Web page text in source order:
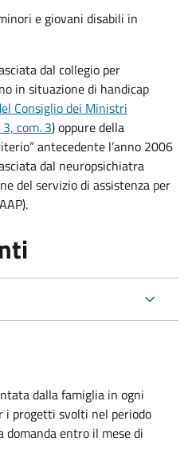
e giovani disabili in
dal collegio per
in situazione di handicap
Consiglio dei Ministri
com. 3) oppure della
antecedente l’anno 2006
dal neuropsichiatra
del servizio di assistenza per
dalla famiglia in ogni
i progetti svolti nel periodo
entro il mese di